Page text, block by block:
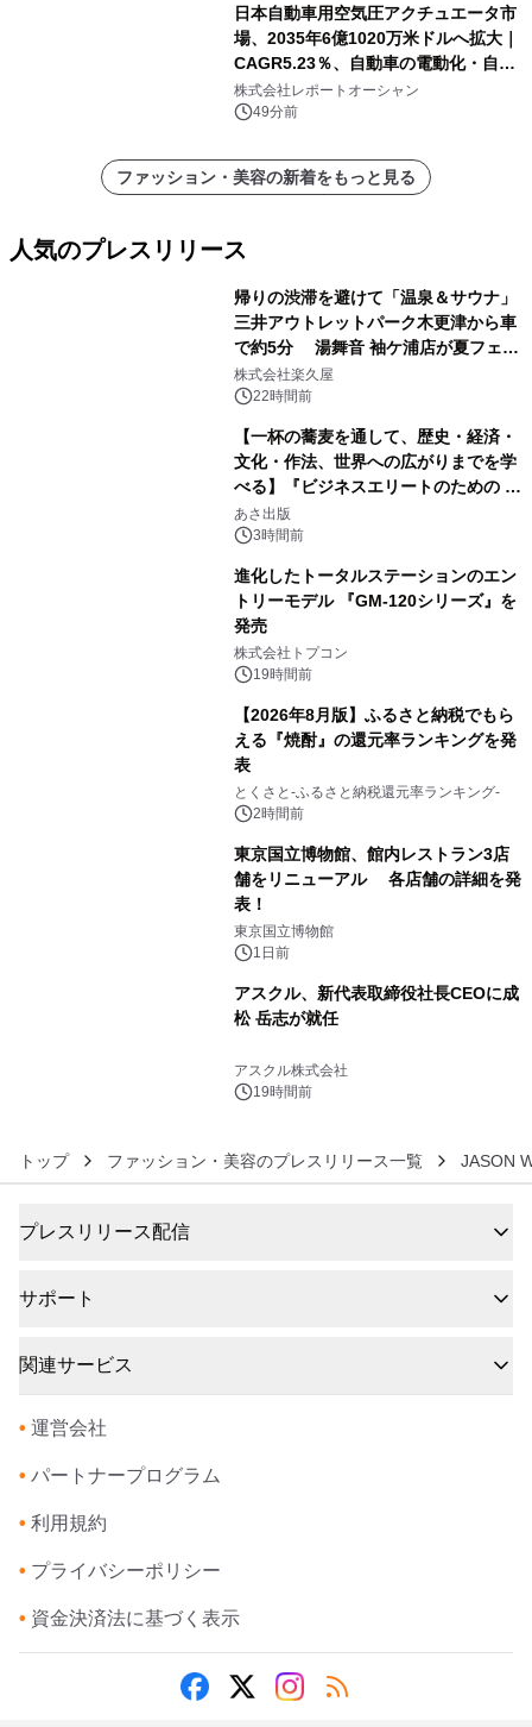
日本自動車用空気圧アクチュエータ市
場、2035年6億1020万米ドルへ拡大｜
CAGR5.23％、自動車の電動化・自動
化・省エネ需要が成長を牽引
株式会社レポートオーシャン
49分前
ファッション・美容の新着をもっと見る
人気のプレスリリース
帰りの渋滞を避けて「温泉＆サウナ」
三井アウトレットパーク木更津から車
で約5分 湯舞音 袖ケ浦店が夏フェア
メニューを提供
株式会社楽久屋
22時間前
【一杯の蕎麦を通して、歴史・経済・
文化・作法、世界への広がりまでを学
べる】『ビジネスエリートのための 教
養としての蕎麦』2026年8月25日
（火）発売
あさ出版
3時間前
進化したトータルステーションのエン
トリーモデル 『GM-120シリーズ』を
発売
株式会社トプコン
19時間前
【2026年8月版】ふるさと納税でもら
える『焼酎』の還元率ランキングを発
表
とくさと-ふるさと納税還元率ランキング-
2時間前
東京国立博物館、館内レストラン3店
舗をリニューアル 各店舗の詳細を発
表！
東京国立博物館
1日前
アスクル、新代表取締役社長CEOに成
松 岳志が就任
アスクル株式会社
19時間前
トップ ファッション・美容のプレスリリース一覧 JASON
プレスリリース配信
サポート
関連サービス
• 運営会社
• パートナープログラム
• 利用規約
• プライバシーポリシー
• 資金決済法に基づく表示